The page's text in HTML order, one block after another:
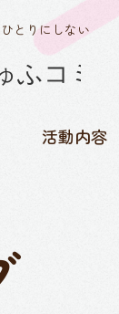
とりにしない
活動内容